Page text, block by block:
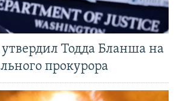
Тодда Бланша на
прокурора